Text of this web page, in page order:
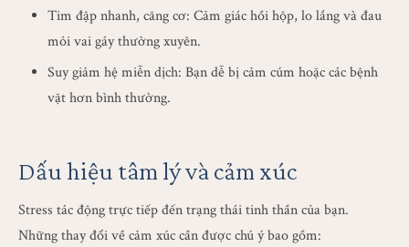
Tim đập nhanh, căng cơ: Cảm giác hồi hộp, lo lắng và đau
mỏi vai gáy thường xuyên.
Suy giảm hệ miễn dịch: Bạn dễ bị cảm cúm hoặc các bệnh
vặt hơn bình thường.
Dấu hiệu tâm lý và cảm xúc
Stress tác động trực tiếp đến trạng thái tinh thần của bạn.
Những thay đổi về cảm xúc cần được chú ý bao gồm: